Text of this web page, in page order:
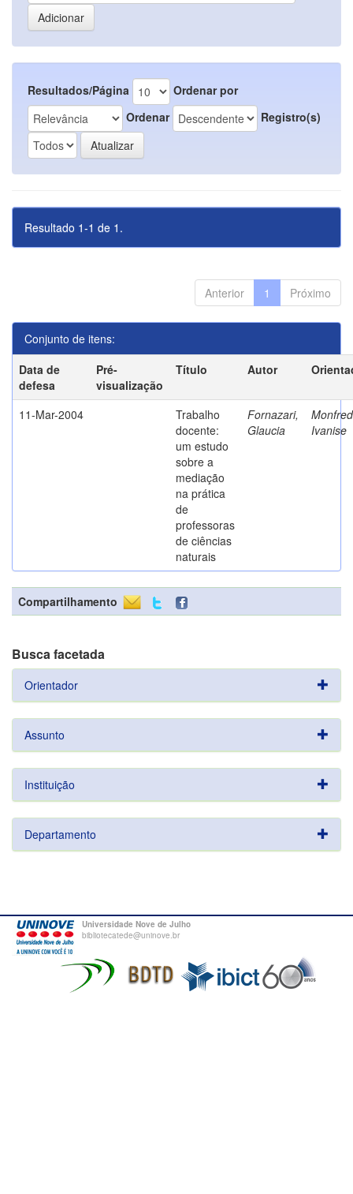
Resultados/Página
Ordenar por
Ordenar
Registro(s)
Resultado 1-1 de 1.
Anterior 1 Próximo
Conjunto de itens:
Data de
defesa
Pré-
visualização
Título Autor
11-Mar-2004
Trabalho
docente:
um estudo
sobre a
mediação
na prática
de
professoras
de ciências
naturais
Fornazari,
Glaucia
Ivanise
Compartilhamento
Busca facetada
Orientador
Assunto
Instituição
Departamento
Universidade Nove de Julho
bibliotecatede@uninove.br